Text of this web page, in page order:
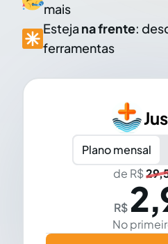
mais
Esteja na frente:
ferramentas
Plano mensal
de R$
R$
No